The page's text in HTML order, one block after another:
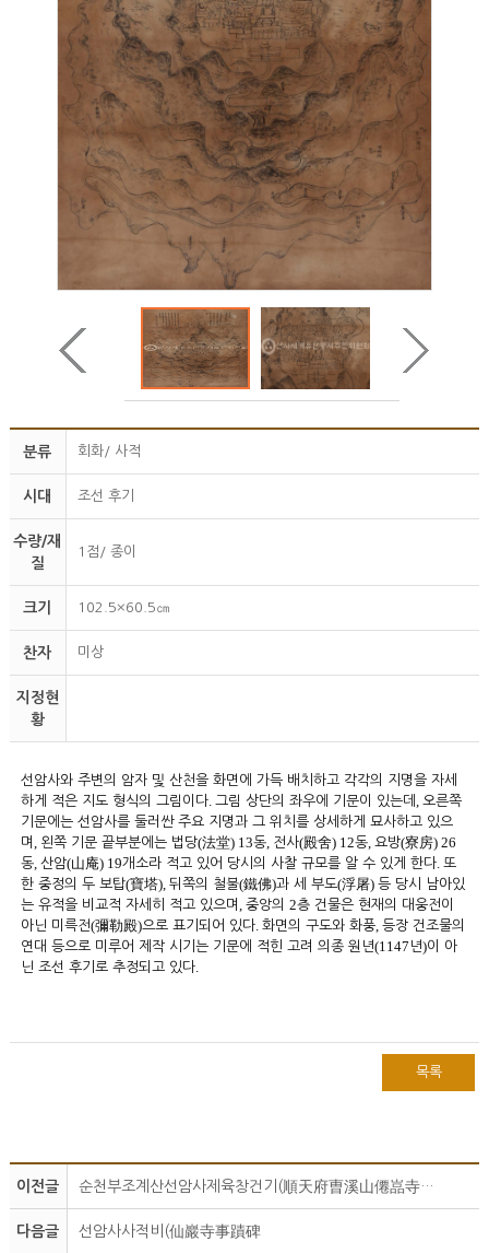
분류 회화/ 사적
시대 조선 후기
수량/재
질
1점/ 종이
크기 102.5×60.5㎝
찬자 미상
지정현
황
선암사와 주변의 암자 및 산천을 화면에 가득 배치하고 각각의 지명을 자세
하게 적은 지도 형식의 그림이다. 그림 상단의 좌우에 기문이 있는데
오른쪽
기문에는 선암사를 둘러싼 주요 지명과 그 위치를 상세하게 묘사하고 있으
며
왼쪽 기문 끝부분에는 법당(法堂) 13동, 전사(殿舍) 12동, 요방(寮房) 26
동, 산암(山庵) 19개소라 적고 있어 당시의 사찰 규모를 알 수 있게 한다. 또
한 중정의 두 보탑(寶塔), 뒤쪽의 철불(鐵佛)과 세 부도(浮屠) 등 당시 남아있
는 유적을 비교적 자세히 적고 있으며
중앙의 2층 건물은 현재의 대웅전이
아닌 미륵전(彌勒殿)으로 표기되어 있다. 화면의 구도와 화풍, 등장 건조물의
연대 등으로 미루어 제작 시기는 기문에 적힌 고려 의종 원년(1147 년)이 아
닌 조선 후기로 추정되고 있다.
목록
이전글 순천부조계산선암사제육창건기(順天府曺溪山僊嵓寺第六創建記)
다음글 선암사사적비(仙巖寺事蹟碑